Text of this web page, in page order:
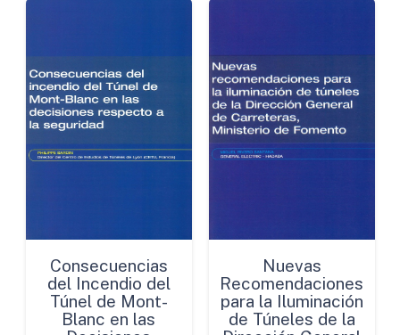
Consecuencias
del Incendio del
Túnel de Mont-
Blanc en las
Nuevas
Recomendaciones
para la Iluminación
de Túneles de la